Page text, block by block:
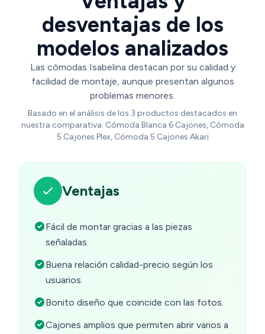
desventajas de los
modelos analizados
Las cómodas Isabelina destacan por su calidad y
facilidad de montaje, aunque presentan algunos
problemas menores.
Basado en el análisis de los 3 productos destacados en
nuestra comparativa: Cómoda Blanca 6 Cajones, Cómoda
5 Cajones Plex, Cómoda 5 Cajones Akari
Ventajas
Fácil de montar gracias a las piezas
señaladas.
Buena relación calidad-precio según los
usuarios.
Bonito diseño que coincide con las fotos.
Cajones amplios que permiten abrir varios a